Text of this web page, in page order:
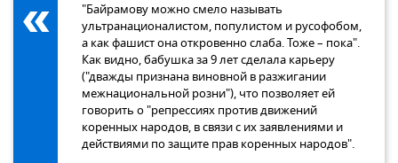
"Байрамову можно смело называть
ультранационалистом, популистом и русофобом,
а как фашист она откровенно слаба. Тоже – пока".
Как видно, бабушка за 9 лет сделала карьеру
("дважды признана виновной в разжигании
межнациональной розни"), что позволяет ей
говорить о "репрессиях против движений
коренных народов, в связи с их заявлениями и
действиями по защите прав коренных народов".